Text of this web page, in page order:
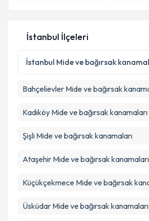
İstanbul İlçeleri
İstanbul Mide ve bağırsak
Bahçelievler Mide ve bağırsak
Kadıköy Mide ve bağırsak kanamaları
Şişli Mide ve bağırsak kanamaları
Ataşehir Mide ve bağırsak kanamaları
Küçükçekmece Mide ve bağırsak
Üsküdar Mide ve bağırsak kanamaları